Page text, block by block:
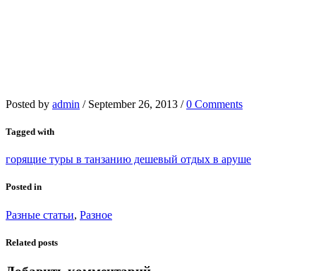
Posted by admin / September 26, 2013 / 0 Comments
Tagged with
горящие туры в танзанию дешевый отдых в аруше
Posted in
Разные статьи, Разное
Related posts